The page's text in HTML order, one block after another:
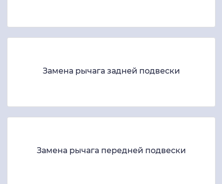
Замена рычага задней подвески
Замена рычага передней подвески